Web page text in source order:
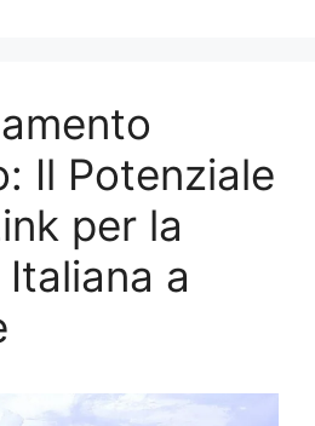
Il Potenziale
per la
a